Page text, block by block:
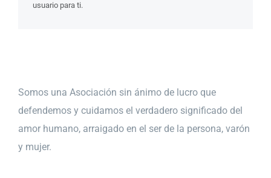
usuario para ti.
Somos una Asociación sin ánimo de lucro que
defendemos y cuidamos el verdadero significado del
amor humano, arraigado en el ser de la persona, varón
y mujer.